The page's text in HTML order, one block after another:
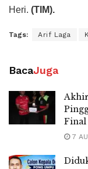
Heri. (TIM).
Tags: Arif Laga
BacaJuga
Final
7